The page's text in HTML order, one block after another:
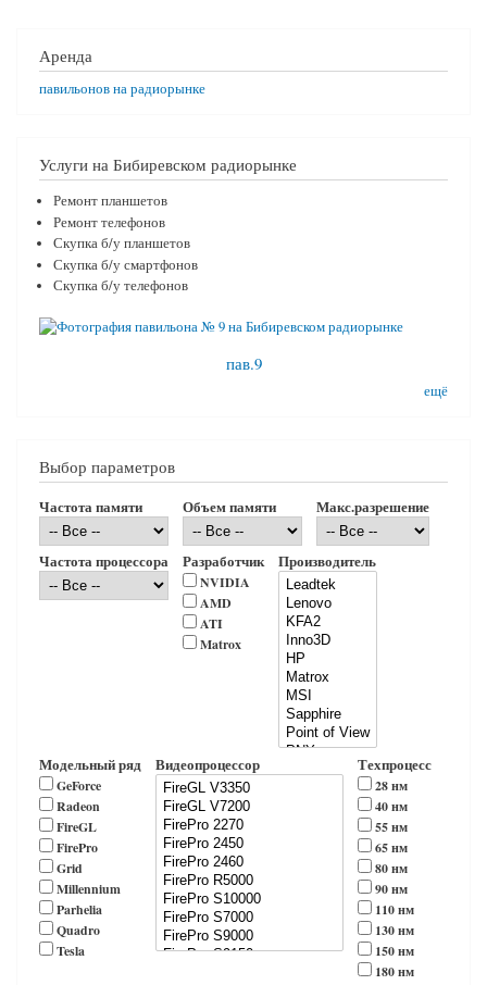
Аренда
павильонов на радиорынке
Услуги на Бибиревском радиорынке
Ремонт планшетов
Ремонт телефонов
Скупка б/у планшетов
Скупка б/у смартфонов
Скупка б/у телефонов
пав.9
ещё
Выбор параметров
Частота памяти Объем памяти Макс.разрешение
Частота процессора Разработчик
NVIDIA
AMD
ATI
Matrox
Производитель
Модельный ряд
GeForce
Radeon
FireGL
FirePro
Grid
Millennium
Parhelia
Quadro
Tesla
Видеопроцессор Техпроцесс
28 нм
40 нм
55 нм
65 нм
80 нм
90 нм
110 нм
130 нм
150 нм
180 нм